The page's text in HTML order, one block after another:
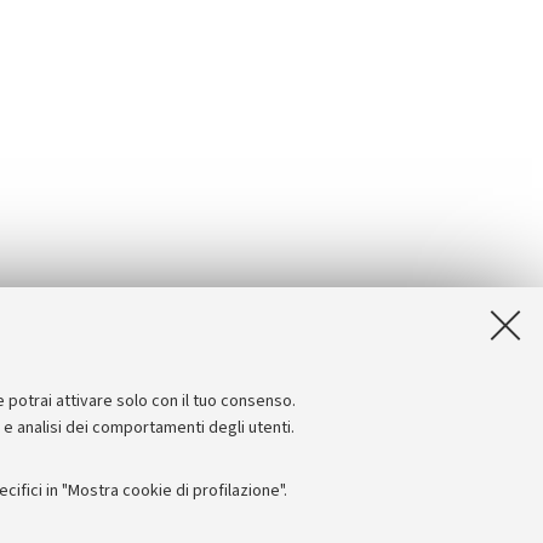
attivare solo con il tuo consenso.
analisi dei comportamenti degli utenti.
in "Mostra cookie di profilazione".